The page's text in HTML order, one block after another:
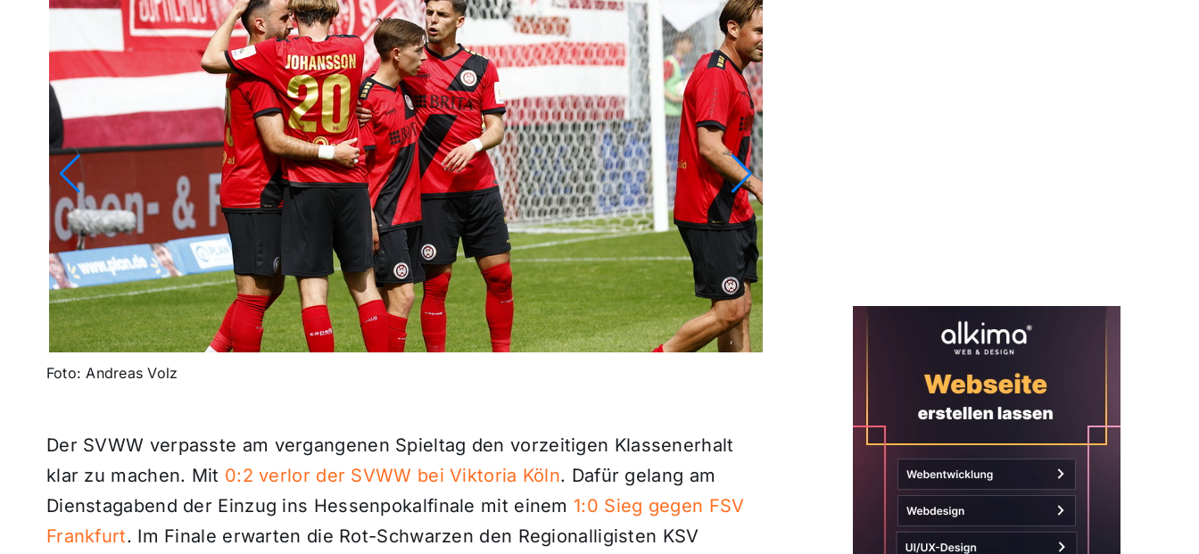
Foto: Andreas Volz
Der SVWW verpasste am vergangenen Spieltag den vorzeitigen Klassenerhalt
klar zu machen. Mit 0:2 verlor der SVWW bei Viktoria Köln. Dafür gelang am
Dienstagabend der Einzug ins Hessenpokalfinale mit einem 1:0 Sieg gegen FSV
Frankfurt. Im Finale erwarten die Rot-Schwarzen den Regionalligisten KSV